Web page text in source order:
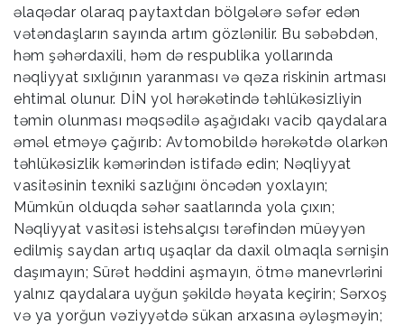
əlaqədar olaraq paytaxtdan bölgələrə səfər edən
vətəndaşların sayında artım gözlənilir. Bu səbəbdən,
həm şəhərdaxili, həm də respublika yollarında
nəqliyyat sıxlığının yaranması və qəza riskinin artması
ehtimal olunur. DİN yol hərəkətində təhlükəsizliyin
təmin olunması məqsədilə aşağıdakı vacib qaydalara
əməl etməyə çağırıb: Avtomobildə hərəkətdə olarkən
təhlükəsizlik kəmərindən istifadə edin; Nəqliyyat
vasitəsinin texniki sazlığını öncədən yoxlayın;
Mümkün olduqda səhər saatlarında yola çıxın;
Nəqliyyat vasitəsi istehsalçısı tərəfindən müəyyən
edilmiş saydan artıq uşaqlar da daxil olmaqla sərnişin
daşımayın; Sürət həddini aşmayın, ötmə manevrlərini
yalnız qaydalara uyğun şəkildə həyata keçirin; Sərxoş
və ya yorğun vəziyyətdə sükan arxasına əyləşməyin;